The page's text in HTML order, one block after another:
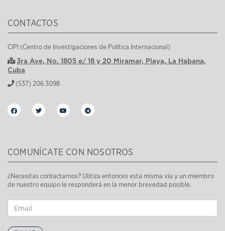
CONTACTOS
CIPI (Centro de Investigaciones de Política Internacional)
3ra Ave, No. 1805 e/ 18 y 20 Miramar, Playa, La Habana,
Cuba
(537) 206 3098
COMUNÍCATE CON NOSOTROS
¿Necesitas contactarnos? Ulitiza entonces esta misma vía y un miembro
de nuestro equipo le responderá en la menor brevedad posible.